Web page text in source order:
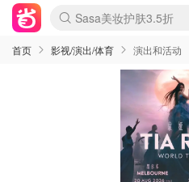
lululemon折扣上新
Sasa美妆护肤3.5折
SSENSE年中3折
FreshBeauty好价汇总
Cettire降价+叠9折
WWS Coles超市实拍
viagogo二手票捡漏
Myer超级周末1折
The Outnet奢牌1折起
David Jones 3折起
Flannels大牌1折
Perfumes Club护肤1折
AMIRO返校季6.2折
Amazon折扣汇总
eToro入金$200送$50
Amazon数码好物
ICONIC本周7.5折
ThedoubleF高奢地板价
Moose Knuckles 6折
丝芙兰5折起
EUFY官网3.7折起
Selenichast首饰2折
Trip机票酒店促销
YSL送5件彩妆礼
Amazon家居好物
Amazon美妆护肤
雅漾大喷$8
过敏原检测盒$33
伊索独家赠50ml沐浴露
科颜氏清仓3折
SEALIFE海洋馆门票6折
丝塔芙大白罐$16
订阅Newsletter送香薰
Cult Beauty 6.8折
Harrods圣诞日历2.3折
LN-CC奢牌私促3折
d'Alba空姐喷雾$16
EVE LOM套装逆天2折
Bernardelli独家4折
Adore Beauty 6折起
CT圣诞日历
Mytheresa奢品2.7折
Luxury Escapes 9折
Currentbody美容仪9折
MOON Garden Live
Roborock扫地机3.7折
Tingo Life水杯$24
Valentino官网5折
CR洗发护发6.3折
修丽可套装7.4折
Myer彩妆2件7折
GANNI官网4.5折
Stylevana韩妆4折
Tessabit高奢8.5折
OGX洗护4折
Amazon阿德莱德次日达
卡诗8.5折+赠礼
Philips Hue灯具8折
首页 影视/演出/体育 演出和活动